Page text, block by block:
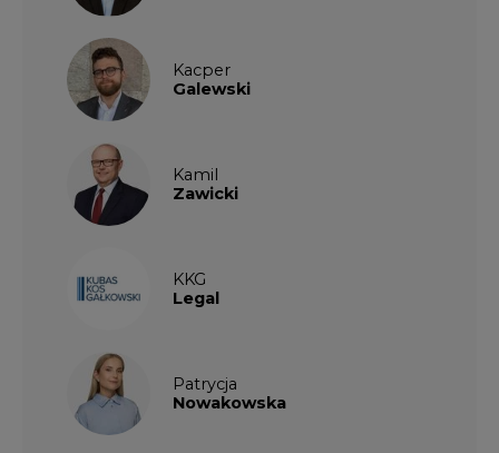
Kacper
Galewski
Kamil
Zawicki
KKG
Legal
Patrycja
Nowakowska